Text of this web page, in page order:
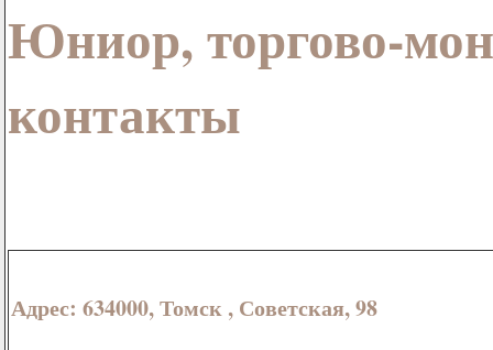
Юниор, торгово-
контакты
Адрес: 634000, Томск , Советская, 98